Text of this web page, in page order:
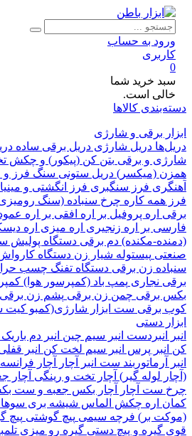
به حساب
خرید شما
است.
کالاها
برقی و شارژی
دریل شارژیدریل برقی ساده دریل
و برقی بتن کن (پیکور) و چکش تخریب
(میکسر)دریل ستونیسنگ فرز و مینی
فرز سنگبریفرز انگشتی و مینیاتوری
کاره چرخ سنباده (سنگ رومیزی )
اره پروفیل براره افقی براره عمود بر
براره زنجیریاره میزیاره دیسکی
مکنده)دم برقی دستگاه پولیش
پیستولهشیار زندستگاه کارواش
زن برقی دستگاه تفنگ چسب حرارتی
نجاریپمپ باد (کمپرسور هوا)
چمن زن برقی پشم زن برقی
ست ابزار شارژی(کمبو کیت
دستی
انبر سیم چین انبر دم باریکانبر
پرس انبر سیم لخت کنانبر قفلی
ست انبرآچار آچار فرانسه
لوله گیر)آچار تخت و رینگی آچار
ست آچارآچار بکس جعبه و ست بکس
ارهچکشالماس شیشه بریسوهان
بر)فرچه سیمیپیچ‌ گوشتیپیچ
گیره و پیچ دستیگیره رو میزیتلمبه